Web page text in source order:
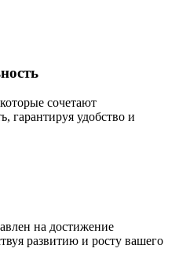
сочетают
гарантируя удобство и
на достижение
развитию и росту вашего